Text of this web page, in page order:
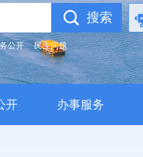
公开 民生问题
开 办事服务